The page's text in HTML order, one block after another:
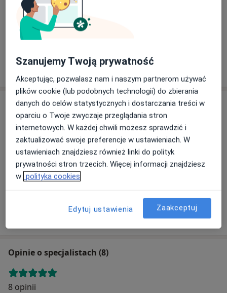
Jarosław Kopp
12 opinii
Adres
Powiększ mapę
Doktora Jerzego Gerarda Koppa 1E, 87-400 Golub-
Opinie o specjalistach (8)
8 opinii
Szanujemy Twoją prywatność
Akceptując, pozwalasz nam i naszym partnerom używać
plików cookie (lub podobnych technologii) do zbierania
danych do celów statystycznych i dostarczania treści w
oparciu o Twoje zwyczaje przeglądania stron
internetowych. W każdej chwili możesz sprawdzić i
zaktualizować swoje preferencje w ustawieniach. W
ustawieniach znajdziesz również linki do polityk
prywatności stron trzecich. Więcej informacji znajdziesz
w polityka cookies
Edytuj ustawienia Zaakceptuj